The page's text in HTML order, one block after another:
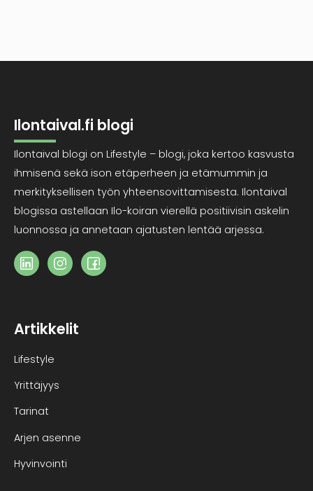
Ilontaival.fi blogi
Ilontaival blogi on Lifestyle – blogi, joka kertoo kasvusta
ihmisenä sekä ison etäperheen ja etämummin ja
merkityksellisen työn yhteensovittamisesta. Ilontaival
blogissa astellaan Ilo-koiran vierellä positiivisin askelin
luonnossa ja annetaan ajatusten lentää arjessa.
Artikkelit
Lifestyle
Yrittäjyys
Tarinat
Arjen asenne
Hyvinvointi